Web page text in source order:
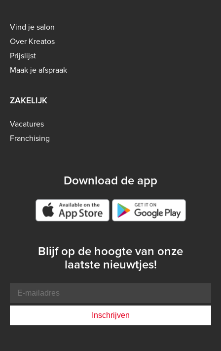
Footer
menu
-
B2C
Vind je salon
Over Kreatos
Prijslijst
Maak je afspraak
ZAKELIJK
Vacatures
Franchising
Download de app
Google play store
Blijf op de hoogte van onze
laatste nieuwtjes!
mailadres